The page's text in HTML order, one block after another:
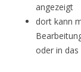
angezeigt
dort kann
oder in